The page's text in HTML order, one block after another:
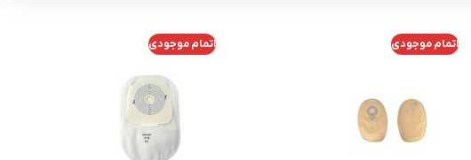
گن لیپوساکشن غبغب و لیفت صورت
اتمام موجودی اتمام موجودی